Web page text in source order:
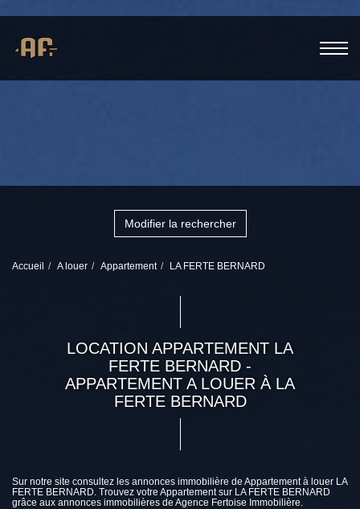
Modifier la rechercher
Accueil A louer Appartement LA FERTE BERNARD
LOCATION APPARTEMENT LA
FERTE BERNARD -
APPARTEMENT A LOUER À LA
FERTE BERNARD
Sur notre site consultez les annonces immobilière de Appartement à louer LA
FERTE BERNARD. Trouvez votre Appartement sur LA FERTE BERNARD
grâce aux annonces immobilières de Agence Fertoise Immobilière.